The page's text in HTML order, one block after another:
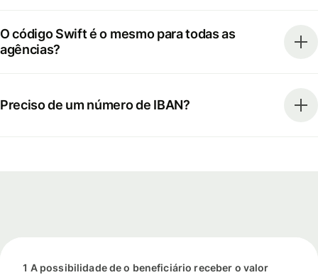
O código Swift é o mesmo para todas as
agências?
Preciso de um número de IBAN?
1 A possibilidade de o beneficiário receber o valor